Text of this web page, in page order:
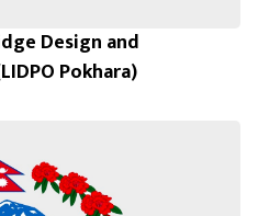
Design and
Pokhara)